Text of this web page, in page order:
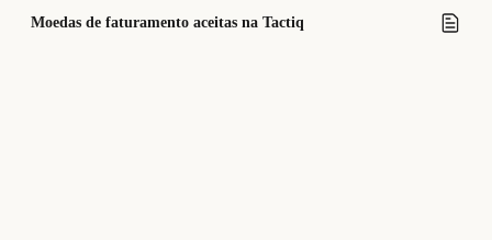
Moedas de faturamento aceitas na Tactiq